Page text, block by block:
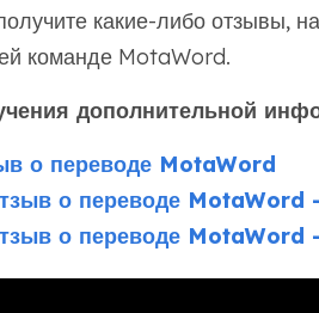
какие-либо отзывы,
команде MotaWord.
дополнительной
о переводе MotaWord
о переводе MotaWord
о переводе MotaWord